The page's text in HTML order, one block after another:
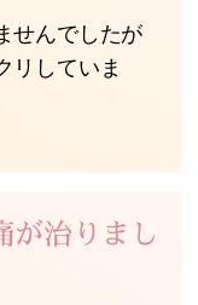
せんでしたが
リしていま
が治りまし